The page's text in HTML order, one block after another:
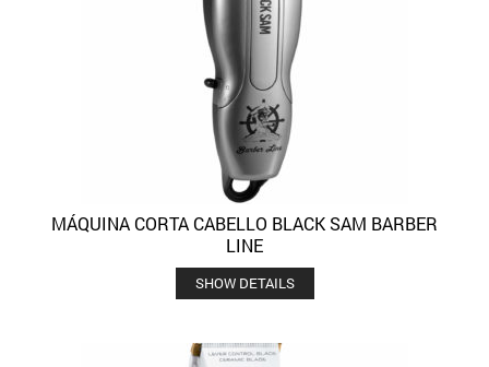
MÁQUINA CORTA CABELLO BLACK SAM BARBER
LINE
SHOW DETAILS